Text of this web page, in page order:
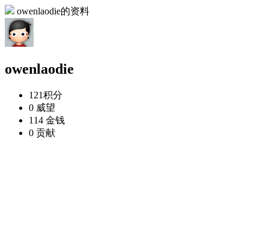
owenlaodie的资料
owenlaodie
121积分
0 威望
114 金钱
0 贡献